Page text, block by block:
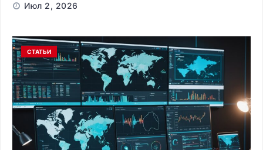
Июл 2, 2026
СТАТЬИ